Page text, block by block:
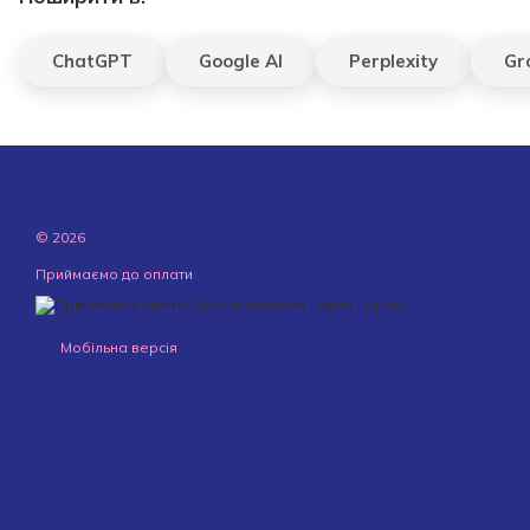
ChatGPT Google AI Perplexity
© 2026
Приймаємо до оплати
Мобільна версія